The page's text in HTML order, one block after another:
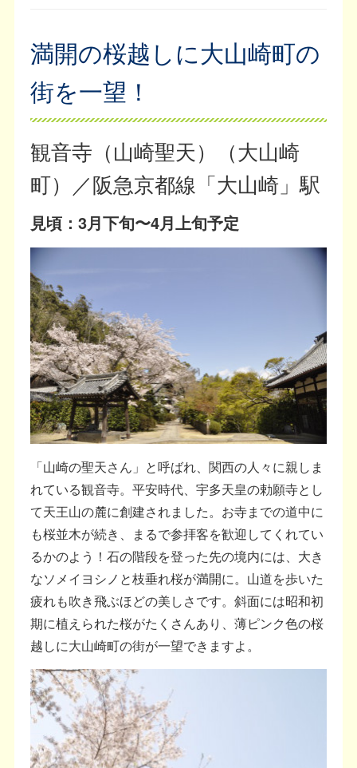
満開の桜越しに大山崎町の
街を一望！
観音寺（山崎聖天）（大山崎
町）／阪急京都線「大山崎」駅
見頃：3月下旬〜4月上旬予定
「山崎の聖天さん」と呼ばれ、関西の人々に親しま
れている観音寺。平安時代、宇多天皇の勅願寺とし
て天王山の麓に創建されました。お寺までの道中に
も桜並木が続き、まるで参拝客を歓迎してくれてい
るかのよう！石の階段を登った先の境内には、大き
なソメイヨシノと枝垂れ桜が満開に。山道を歩いた
疲れも吹き飛ぶほどの美しさです。斜面には昭和初
期に植えられた桜がたくさんあり、薄ピンク色の桜
越しに大山崎町の街が一望できますよ。